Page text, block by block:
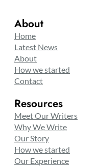
About
Home
Latest News
About
How we started
Contact
Resources
Meet Our Writers
Why We Write
Our Story
How we started
Our Experience